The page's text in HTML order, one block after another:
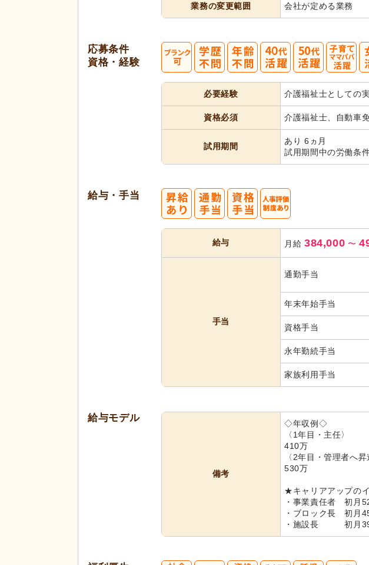
業務の変更範囲 会社が定める業務
応募条件
資格・経験
必要経験 介護福祉士としての
資格必須 介護福祉士、自動車
試用期間
あり 6ヵ月
試用期間中の労働条
給与・手当
給与 月給 384,000 〜
手当
通勤手当
年末年始手当
資格手当
永年勤続手当
家族利用手当
給与モデル
備考
◇年収例◇
〈1年目・主任〉
410万
〈2年目・管理者へ昇
530万
★キャリアアップの
・事業責任者 初月
・ブロック長 初月
・施設長 初月